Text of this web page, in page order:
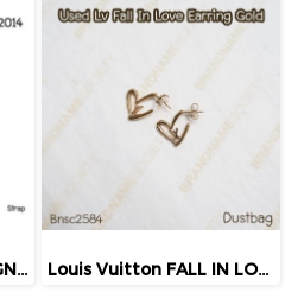
Louis Vuitton MONTAIGNE BB MONOGRAM 2014 Louis Vuitton FALL IN LOVE EARRINGS GOLD